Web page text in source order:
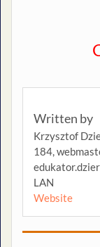
Written by
Krzysztof
184,
LAN
Website